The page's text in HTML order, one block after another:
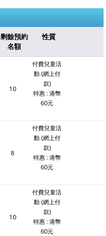
剩餘預約
名額
性質
10
付費兒童活
動 (網上付
款)
特惠 : 港幣
60元
8
付費兒童活
動 (網上付
款)
特惠 : 港幣
60元
10
付費兒童活
動 (網上付
款)
特惠 : 港幣
60元